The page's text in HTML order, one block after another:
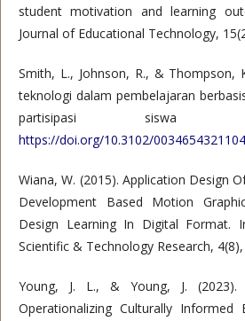
student motivation and learning
Journal of Educational Technology,
Smith, L., Johnson, R., & Thompson,
teknologi dalam pembelajaran
partisipasi siswa
https://doi.org/10.3102/
Wiana, W. (2015). Application Design
Development Based Motion
Design Learning In Digital Format.
Scientific & Technology Research,
Young, J. L., & Young, J.
Operationalizing Culturally Informed